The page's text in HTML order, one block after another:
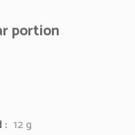
portion
: 12 g